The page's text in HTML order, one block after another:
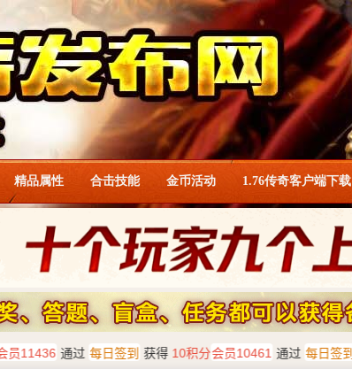
精品属性 合击技能 金币活动 1.76传奇客户端下载